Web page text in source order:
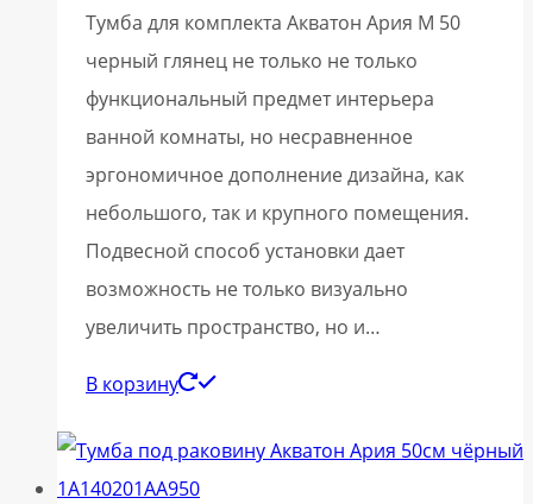
Тумба для комплекта Акватон Ария М 50
черный глянец не только не только
функциональный предмет интерьера
ванной комнаты, но несравненное
эргономичное дополнение дизайна, как
небольшого, так и крупного помещения.
Подвесной способ установки дает
возможность не только визуально
увеличить пространство, но и…
В корзину